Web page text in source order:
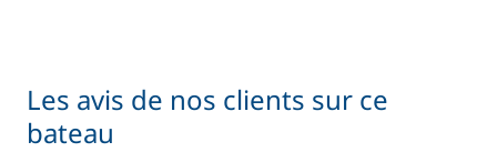
Les avis de nos clients sur ce
bateau